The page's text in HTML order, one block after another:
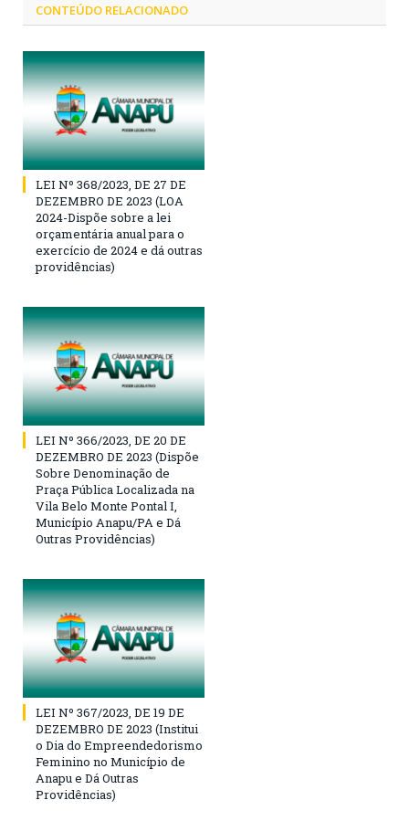
CONTEÚDO RELACIONADO
LEI Nº 368/2023, DE 27 DE
DEZEMBRO DE 2023 (LOA
2024-Dispõe sobre a lei
orçamentária anual para o
exercício de 2024 e dá outras
providências)
LEI Nº 366/2023, DE 20 DE
DEZEMBRO DE 2023 (Dispõe
Sobre Denominação de
Praça Pública Localizada na
Vila Belo Monte Pontal I,
Município Anapu/PA e Dá
Outras Providências)
LEI Nº 367/2023, DE 19 DE
DEZEMBRO DE 2023 (Institui
o Dia do Empreendedorismo
Feminino no Município de
Anapu e Dá Outras
Providências)